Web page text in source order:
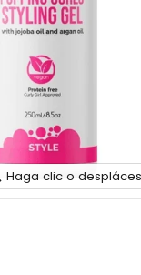
Haga clic o